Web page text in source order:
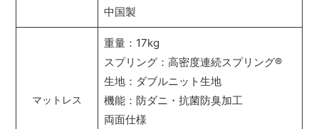
中国製
マットレス
重量：17kg
スプリング：高密度連続スプリング®
生地：ダブルニット生地
機能：防ダニ・抗菌防臭加工
両面仕様